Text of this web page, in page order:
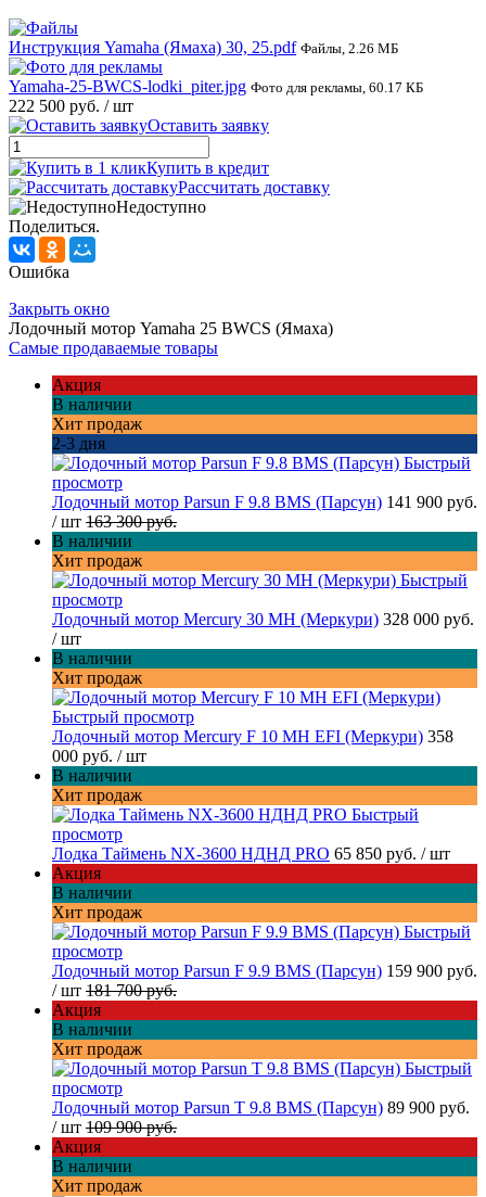
Инструкция Yamaha (Ямаха) 30, 25.pdf Файлы, 2.26 МБ
Yamaha-25-BWCS-lodki_piter.jpg Фото для рекламы, 60.17 КБ
222 500 руб. / шт
Оставить заявку
Купить в кредит
Рассчитать доставку
Недоступно
Поделиться.
Ошибка
Закрыть окно
Лодочный мотор Yamaha 25 BWCS (Ямаха)
Самые продаваемые товары
Акция
В наличии
Хит продаж
2-3 дня
Быстрый
просмотр
Лодочный мотор Parsun F 9.8 BMS (Парсун) 141 900 руб.
/ шт 163 300 руб.
В наличии
Хит продаж
Быстрый
просмотр
Лодочный мотор Mercury 30 MH (Меркури) 328 000 руб.
/ шт
В наличии
Хит продаж
Быстрый просмотр
Лодочный мотор Mercury F 10 MH EFI (Меркури) 358
000 руб. / шт
В наличии
Хит продаж
Быстрый
просмотр
Лодка Таймень NX-3600 НДНД PRO 65 850 руб. / шт
Акция
В наличии
Хит продаж
Быстрый
просмотр
Лодочный мотор Parsun F 9.9 BMS (Парсун) 159 900 руб.
/ шт 181 700 руб.
Акция
В наличии
Хит продаж
Быстрый
просмотр
Лодочный мотор Parsun T 9.8 BMS (Парсун) 89 900 руб.
/ шт 109 900 руб.
Акция
В наличии
Хит продаж